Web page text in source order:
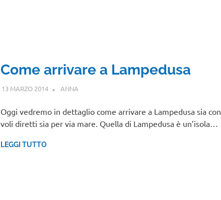
Come arrivare a Lampedusa
13 MARZO 2014 ANNA
Oggi vedremo in dettaglio come arrivare a Lampedusa sia con
voli diretti sia per via mare. Quella di Lampedusa è un’isola…
LEGGI TUTTO